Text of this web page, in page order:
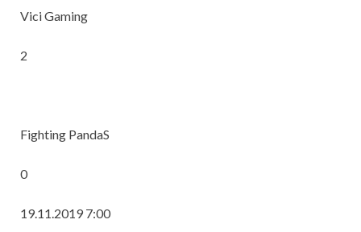
Vici Gaming
2
Fighting PandaS
0
19.11.2019 7:00